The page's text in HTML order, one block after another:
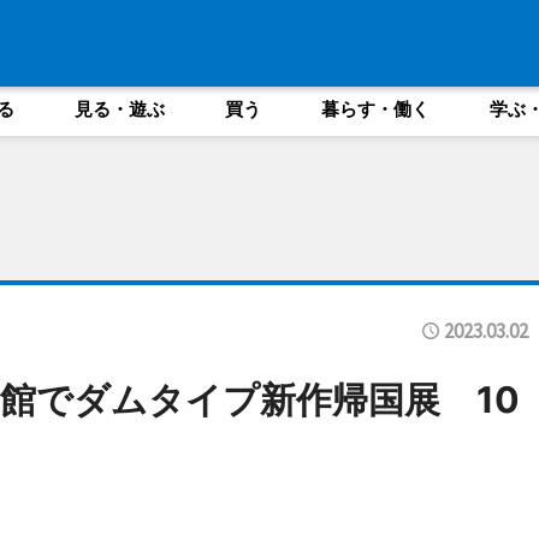
見る・遊ぶ 買う 暮らす・働く 学ぶ
2023.03.02
でダムタイプ新作帰国展 10